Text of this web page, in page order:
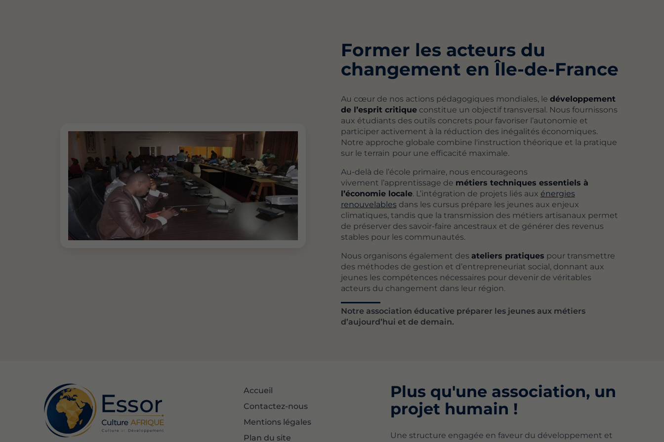
Former les acteurs du
changement en Île-de-France
Au cœur de nos actions pédagogiques mondiales, le développement
de l’esprit critiqueconstitue un objectif transversal. Nous fournissons
aux étudiants des outils concrets pour favoriser l’autonomie et
participer activement à la réduction des inégalités économiques.
Notre approche globale combine l'instruction théorique et la pratique
sur le terrain pour une efficacité maximale.
Au-delà de l’école primaire, nous encourageons
vivement l’apprentissage de métiers techniques essentiels à
l’économie locale. L’intégration de projets liés aux énergies
renouvelablesdans les cursus prépare les jeunes aux enjeux
climatiques, tandis que la transmission des métiers artisanaux permet
de préserver des savoir-faire ancestraux et de générer des revenus
stables pour les communautés.
Nous organisons également des ateliers pratiques pour transmettre
des méthodes de gestion et d’entrepreneuriat social, donnant aux
jeunes les compétences nécessaires pour devenir de véritables
acteurs du changement dans leur région.
Notre association éducative préparer les jeunes aux métiers
d’aujourd’hui et de demain.
Accueil
Contactez-nous
Mentions légales
Plan du site
Plus qu'une association, un
projet humain !
Une structure engagée en faveur du développement et